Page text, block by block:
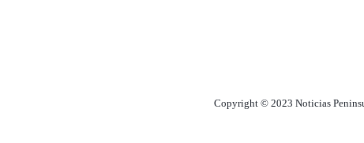
Copyright © 2023 Noticias